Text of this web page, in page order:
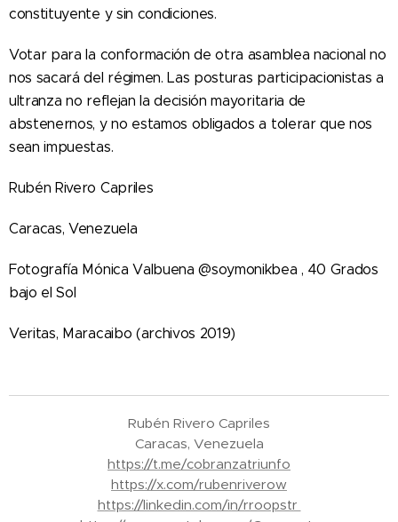
constituyente y sin condiciones.
Votar para la conformación de otra asamblea nacional no
nos sacará del régimen. Las posturas participacionistas a
ultranza no reflejan la decisión mayoritaria de
abstenernos, y no estamos obligados a tolerar que nos
sean impuestas.
Rubén Rivero Capriles
Caracas, Venezuela
Fotografía Mónica Valbuena @soymonikbea , 40 Grados
bajo el Sol
Veritas, Maracaibo (archivos 2019)
Rubén Rivero Capriles
Caracas, Venezuela
https://t.me/cobranzatriunfo
https://x.com/rubenriverow
https://linkedin.com/in/rroopstr